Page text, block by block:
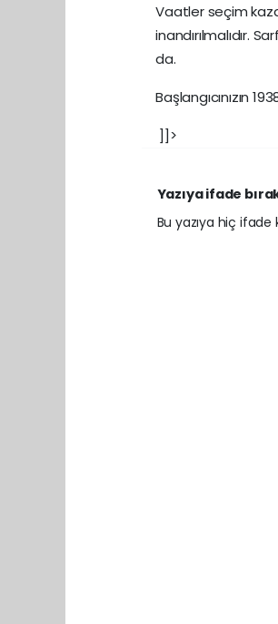
Vaatler seçim
inandırılmalıdır.
da.
Başlangıcınızın
]]>
Yazıya ifade
Bu yazıya hiç ifade